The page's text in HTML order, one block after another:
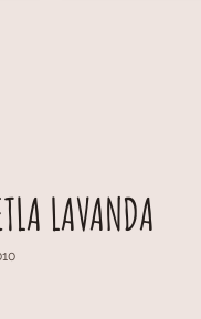
LAVANDA